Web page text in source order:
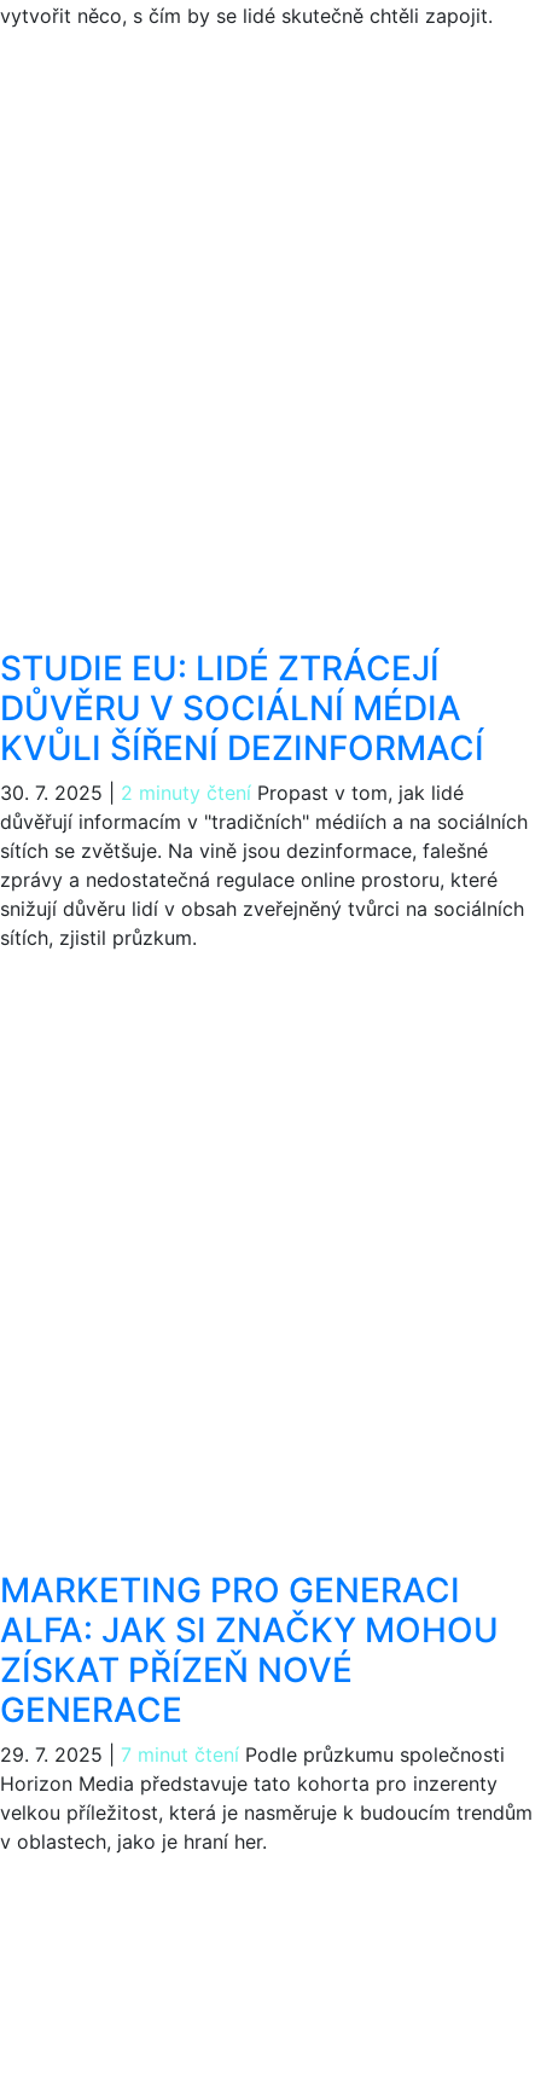
vytvořit něco, s čím by se lidé skutečně chtěli zapojit.
STUDIE EU: LIDÉ ZTRÁCEJÍ
DŮVĚRU V SOCIÁLNÍ MÉDIA
KVŮLI ŠÍŘENÍ DEZINFORMACÍ
30. 7. 2025 2 minuty čtení Propast v tom, jak lidé
důvěřují informacím v "tradičních" médiích a na sociálních
sítích se zvětšuje. Na vině jsou dezinformace, falešné
zprávy a nedostatečná regulace online prostoru, které
snižují důvěru lidí v obsah zveřejněný tvůrci na sociálních
sítích, zjistil průzkum.
MARKETING PRO GENERACI
ALFA: JAK SI ZNAČKY MOHOU
ZÍSKAT PŘÍZEŇ NOVÉ
GENERACE
29. 7. 2025 7 minut čtení Podle průzkumu společnosti
Horizon Media představuje tato kohorta pro inzerenty
velkou příležitost, která je nasměruje k budoucím trendům
v oblastech, jako je hraní her.